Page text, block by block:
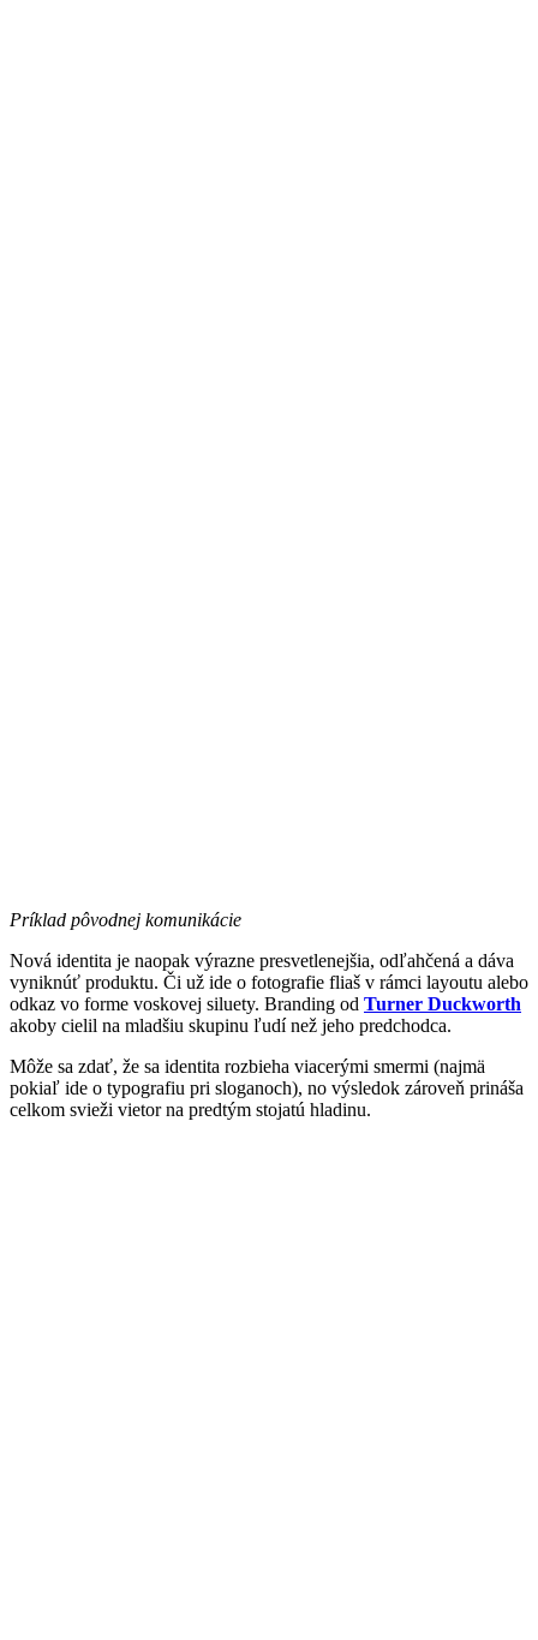
Príklad pôvodnej komunikácie
Nová identita je naopak výrazne presvetlenejšia, odľahčená a dáva
vyniknúť produktu. Či už ide o fotografie fliaš v rámci layoutu alebo
odkaz vo forme voskovej siluety. Branding od Turner Duckworth
akoby cielil na mladšiu skupinu ľudí než jeho predchodca.
Môže sa zdať, že sa identita rozbieha viacerými smermi (najmä
pokiaľ ide o typografiu pri sloganoch), no výsledok zároveň prináša
celkom svieži vietor na predtým stojatú hladinu.